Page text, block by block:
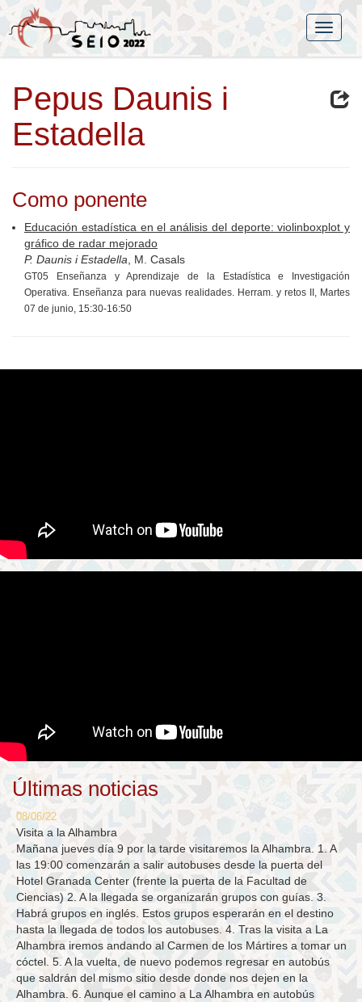
Pepus Daunis i
Estadella
Como ponente
Educación estadística en el análisis del deporte: violinboxplot y
gráfico de radar mejorado
P. Daunis i Estadella , M. Casals
GT05 Enseñanza y Aprendizaje de la Estadística e Investigación
Operativa. Enseñanza para nuevas realidades. Herram. y retos II, Martes
07 de junio, 15:30-16:50
Últimas noticias
08/06/22
Visita a la Alhambra
Mañana jueves día 9 por la tarde visitaremos la Alhambra. 1. A
las 19:00 comenzarán a salir autobuses desde la puerta del
Hotel Granada Center (frente la puerta de la Facultad de
Ciencias) 2. A la llegada se organizarán grupos con guías. 3.
Habrá grupos en inglés. Estos grupos esperarán en el destino
hasta la llegada de todos los autobuses. 4. Tras la visita a La
Alhambra iremos andando al Carmen de los Mártires a tomar un
cóctel. 5. A la vuelta, de nuevo podemos regresar en autobús
que saldrán del mismo sitio desde donde nos dejen en la
Alhambra. 6. Aunque el camino a La Alhambra en autobús